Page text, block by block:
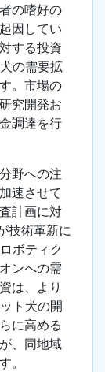
の嗜好の
因してい
する投資
の需要拡
。市場の
究開発お
調達を行
野への注
速させて
計画に対
技術革新に
ボティク
ンへの需
は、より
ト犬の開
に高める
、同地域
。